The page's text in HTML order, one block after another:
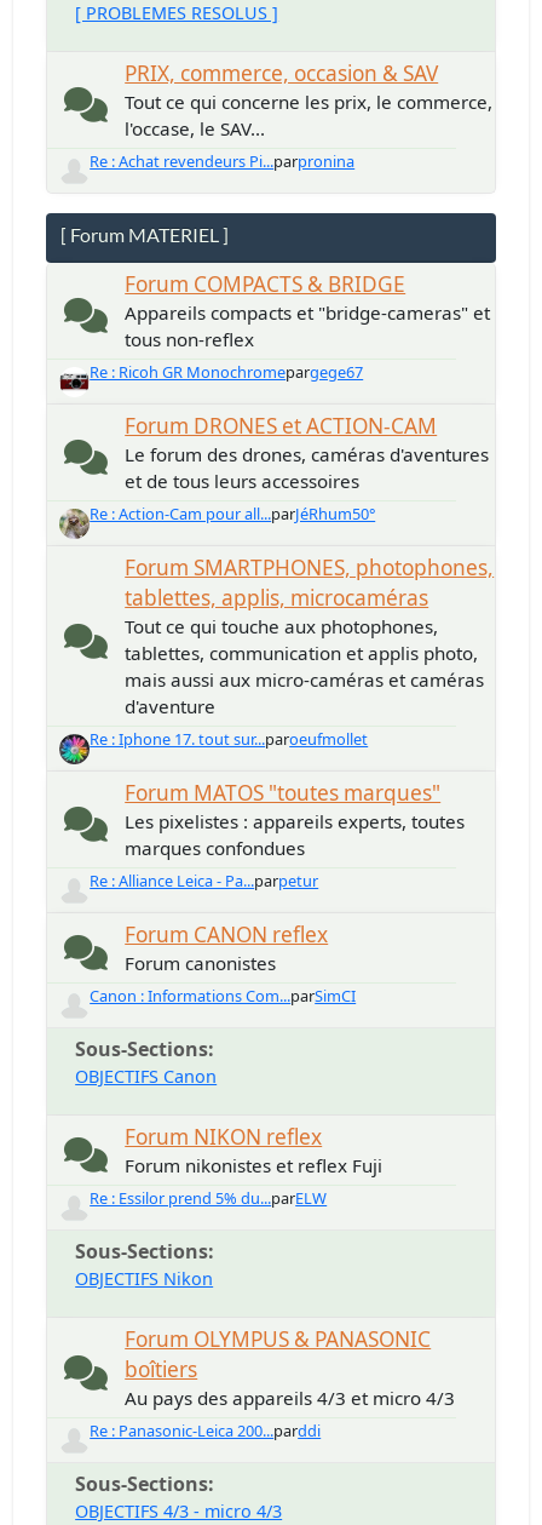
[ PROBLEMES RESOLUS ]
PRIX, commerce, occasion & SAV
Tout ce qui concerne les prix, le commerce,
l'occase, le SAV...
Re : Achat revendeurs Pi...parpronina
[ Forum MATERIEL ]
Forum COMPACTS & BRIDGE
Appareils compacts et "bridge-cameras" et
tous non-reflex
Re : Ricoh GR Monochromepargege67
Forum DRONES et ACTION-CAM
Le forum des drones, caméras d'aventures
et de tous leurs accessoires
Re : Action-Cam pour all...parJéRhum50°
Forum SMARTPHONES, photophones,
tablettes, applis, microcaméras
Tout ce qui touche aux photophones,
tablettes, communication et applis photo,
mais aussi aux micro-caméras et caméras
d'aventure
Re : Iphone 17. tout sur...paroeufmollet
Forum MATOS "toutes marques"
Les pixelistes : appareils experts, toutes
marques confondues
Re : Alliance Leica - Pa...parpetur
Forum CANON reflex
Forum canonistes
Canon : Informations Com...parSimCI
Sous-Sections
OBJECTIFS Canon
Forum NIKON reflex
Forum nikonistes et reflex Fuji
Re : Essilor prend 5% du...parELW
Sous-Sections
OBJECTIFS Nikon
Forum OLYMPUS & PANASONIC
boîtiers
Au pays des appareils 4/3 et micro 4/3
Re : Panasonic-Leica 200...parddi
Sous-Sections
OBJECTIFS 4/3 - micro 4/3